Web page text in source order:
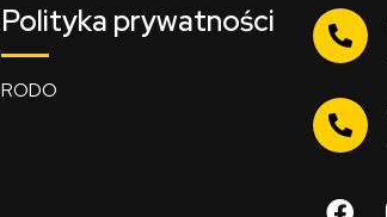
Polityka prywatności
RODO